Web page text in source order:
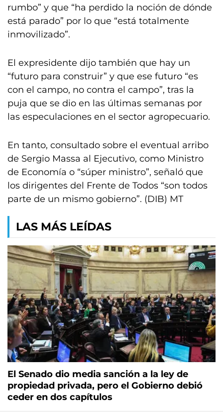
rumbo” y que “ha perdido la noción de dónde
está parado” por lo que “está totalmente
inmovilizado”.
El expresidente dijo también que hay un
“futuro para construir” y que ese futuro “es
con el campo, no contra el campo”, tras la
puja que se dio en las últimas semanas por
las especulaciones en el sector agropecuario.
En tanto, consultado sobre el eventual arribo
de Sergio Massa al Ejecutivo, como Ministro
de Economía o “súper ministro”, señaló que
los dirigentes del Frente de Todos “son todos
parte de un mismo gobierno”. (DIB) MT
LAS MÁS LEÍDAS
El Senado dio media sanción a la ley de
propiedad privada, pero el Gobierno debió
ceder en dos capítulos